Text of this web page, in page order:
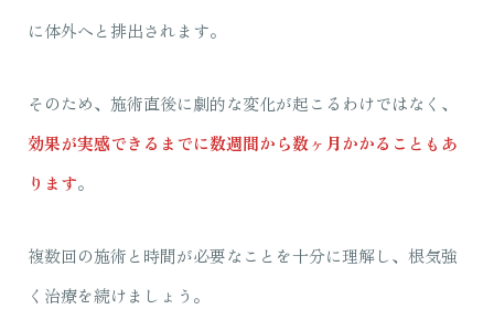
に体外へと排出されます。
そのため、施術直後に劇的な変化が起こるわけではなく、
効果が実感できるまでに数週間から数ヶ月かかることもあ
ります。
複数回の施術と時間が必要なことを十分に理解し、根気強
く治療を続けましょう。